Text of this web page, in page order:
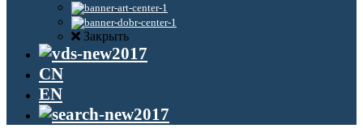
Закрыть
CN
EN